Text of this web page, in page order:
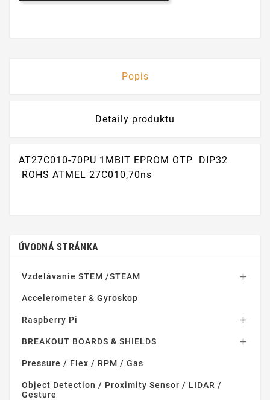
Popis
Detaily produktu
AT27C010-70PU 1MBIT EPROM OTP DIP32
ROHS ATMEL 27C010,70ns
ÚVODNÁ STRÁNKA
Vzdelávanie STEM /STEAM 
Accelerometer & Gyroskop
Raspberry Pi 
BREAKOUT BOARDS & SHIELDS 
Pressure / Flex / RPM / Gas
Object Detection / Proximity Sensor / LIDAR /
Gesture